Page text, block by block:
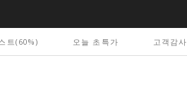
트(60%) 오늘 초특가 고객감사